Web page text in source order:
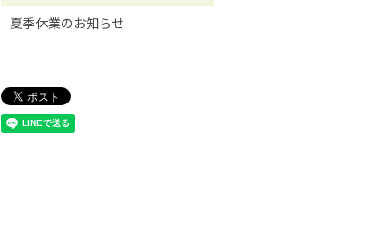
夏季休業のお知らせ